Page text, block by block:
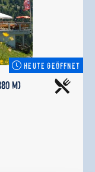
HEUTE GEÖFFNET
m)